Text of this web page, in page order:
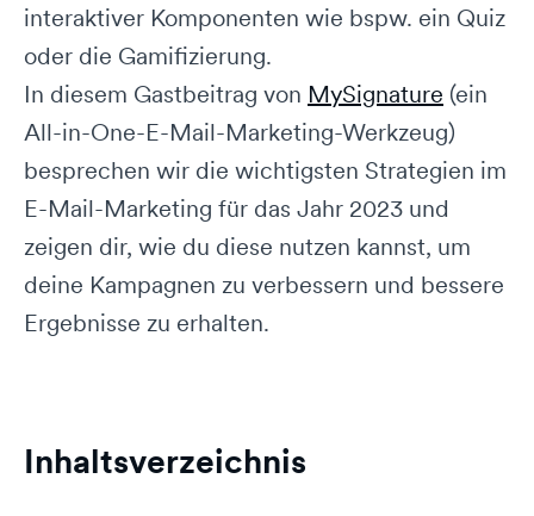
interaktiver Komponenten wie bspw. ein Quiz
oder die Gamifizierung.
In diesem Gastbeitrag von MySignature (ein
All-in-One-E-Mail-Marketing-Werkzeug)
besprechen wir die wichtigsten Strategien im
E-Mail-Marketing für das Jahr 2023 und
zeigen dir, wie du diese nutzen kannst, um
deine Kampagnen zu verbessern und bessere
Ergebnisse zu erhalten.
Inhaltsverzeichnis